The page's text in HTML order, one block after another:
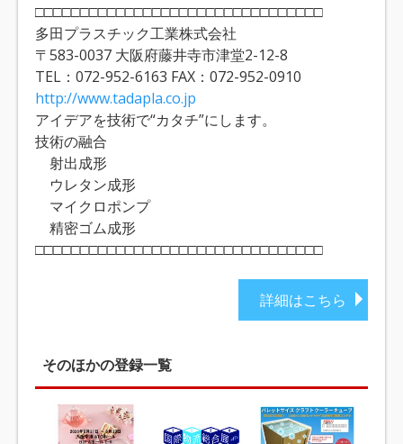
□□□□□□□□□□□□□□□□□□□□□□□□□□□□□□□□
多田プラスチック工業株式会社
〒583-0037 大阪府藤井寺市津堂2-12-8
TEL：072-952-6163 FAX：072-952-0910
http://www.tadapla.co.jp
アイデアを技術で“カタチ”にします。
技術の融合
射出成形
ウレタン成形
マイクロポンプ
精密ゴム成形
□□□□□□□□□□□□□□□□□□□□□□□□□□□□□□□□
詳細はこちら
そのほかの登録一覧